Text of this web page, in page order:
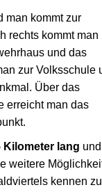
man kommt zur
rechts kommt man
und das
zur Volksschule
Über das
erreicht man das
Kilometer lang
weitere
kennen zu